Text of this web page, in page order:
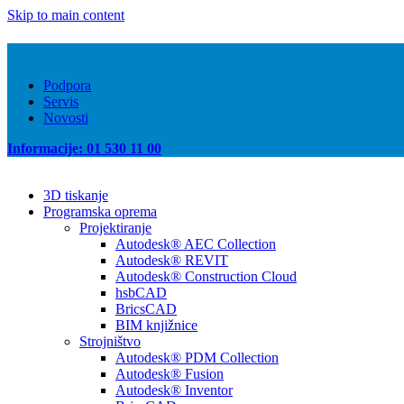
Skip to main content
Podpora
Servis
Novosti
Informacije: 01 530 11 00
3D tiskanje
Programska oprema
Projektiranje
Autodesk® AEC Collection
Autodesk® REVIT
Autodesk® Construction Cloud
hsbCAD
BricsCAD
BIM knjižnice
Strojništvo
Autodesk® PDM Collection
Autodesk® Fusion
Autodesk® Inventor